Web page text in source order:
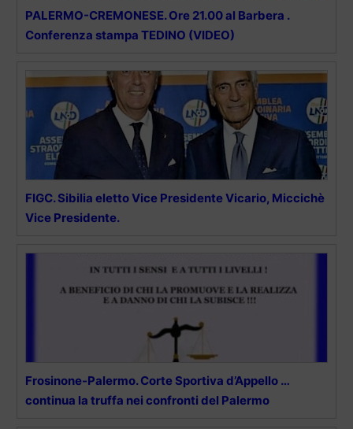
PALERMO-CREMONESE. Ore 21.00 al Barbera .
Conferenza stampa TEDINO (VIDEO)
FIGC. Sibilia eletto Vice Presidente Vicario, Miccichè
Vice Presidente.
Frosinone-Palermo. Corte Sportiva d’Appello …
continua la truffa nei confronti del Palermo